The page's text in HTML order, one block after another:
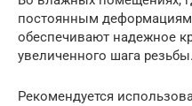
постоянным
обеспечивают надежное
увеличенного шага резьбы.
Рекомендуется